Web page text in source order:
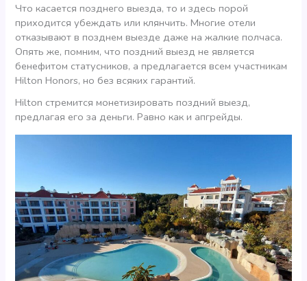
Что касается позднего выезда, то и здесь порой
приходится убеждать или клянчить. Многие отели
отказывают в позднем выезде даже на жалкие полчаса.
Опять же, помним, что поздний выезд не является
бенефитом статусников, а предлагается всем участникам
Hilton Honors, но без всяких гарантий.
Hilton стремится монетизировать поздний выезд,
предлагая его за деньги. Равно как и апгрейды.